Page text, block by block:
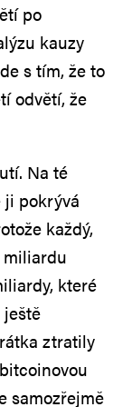
po
kauzy
s tím, že to
odvětí, že
Na té
ji pokrývá
každý,
miliardu
které
ztratily
samozřejmě